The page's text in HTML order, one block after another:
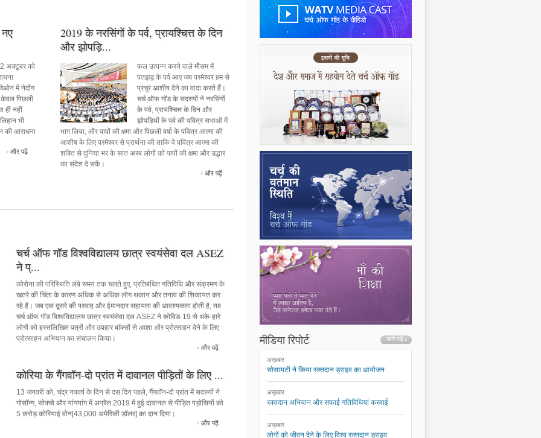
ने नमूना दिखाया
अक्टूबर को
में नेदोंग
केवल पिछली
ही नहीं
भी
की आराधना
और पढ़ें
2019 के नरसिंगों के पर्व, प्रायश्चित्त के दिन
और झोपड़ि...
फल उत्पन्न करने वाले मौसम में
पतझड़ के पर्व आए जब परमेश्वर हम से
प्रचुर आशीष देने का वादा करते हैं।
चर्च ऑफ गॉड के सदस्यों ने नरसिंगों
के पर्व, प्रायश्चित्त के दिन और
झोपड़ियों के पर्व की पवित्र सभाओं में
भाग लिया, और पापों की क्षमा और पिछली वर्षा के पवित्र आत्मा की
आशीष के लिए परमेश्वर से प्रार्थना की ताकि वे पवित्र आत्मा की
शक्ति से दुनिया भर के सात अरब लोगों को पापों की क्षमा और उद्धार
का संदेश दे सकें।
और पढ़ें
चर्च ऑफ गॉड विश्वविद्यालय छात्र स्वयंसेवा दल ASEZ
ने प्...
कोरोना की परिस्थिति लंबे समय तक चलते हुए, प्रतिबंधित गतिविधि और संक्रमण के
खतरे की चिंता के कारण अधिक से अधिक लोग थकान और तनाव की शिकायत कर
रहे हैं। जब एक दूसरे की परवाह और ईमानदार सहायता की आवश्यकता होती है, तब
चर्च ऑफ गॉड विश्वविद्यालय छात्र स्वयंसेवा दल ASEZ ने कोविड-19 से थके-हारे
लोगों को हस्तलिखित पत्रों और उपहार बॉक्सों से आशा और प्रोत्साहन देने के लिए
प्रोत्साहन अभियान का संचालन किया।
और पढ़ें
कोरिया के गैंगवॉन-दो प्रांत में दावानल पीड़ितों के लिए ...
13 जनवरी को, चंद्र नववर्ष के दिन से दस दिन पहले, गैंगवॉन-दो प्रांत में सदस्यों ने
गोसॉन्ग, सोक्चो और यांगयांग में अप्रैल 2019 में हुई दावानल से पीड़ित पड़ोसियों को
5 करोड़ कोरियाई वोन[43,000 अमेरिकी डॉलर] का दान दिया।
और पढ़ें
मीडिया रिपोर्ट
अख़बार
सोसायटी ने किया रक्तदान ड्राइव का आयोजन
अख़बार
रक्तदान अभियान और सफाई गतिविधियां करवाई
अख़बार
लोगों को जीवन देने के लिए विश्व रक्तदान ड्राइव